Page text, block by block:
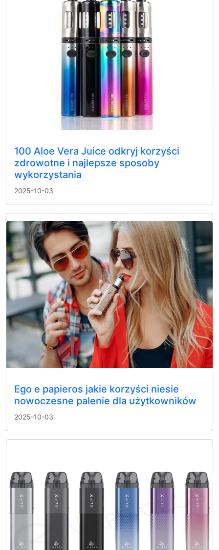
100 Aloe Vera Juice odkryj korzyści
zdrowotne i najlepsze sposoby
wykorzystania
2025-10-03
Ego e papieros jakie korzyści niesie
nowoczesne palenie dla użytkowników
2025-10-03